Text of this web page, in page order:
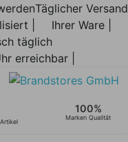
|
Täglicher Versand
Ihrer Ware |
täglich
erreichbar |
100%
Marken Qualität